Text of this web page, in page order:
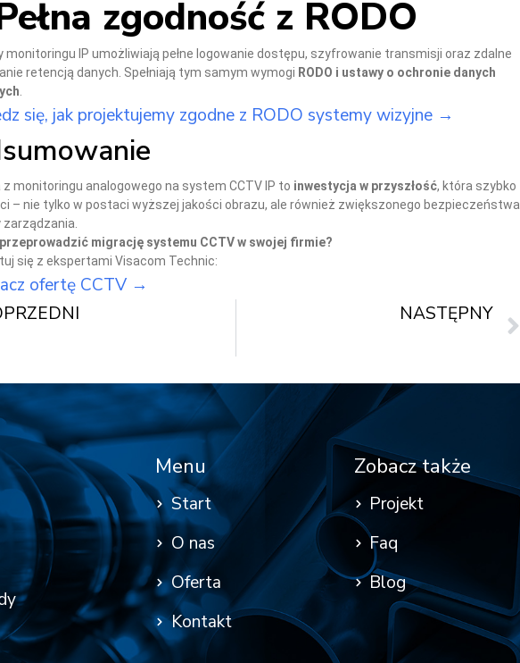
zgodność z RODO
monitoringu IP umożliwiają pełne logowanie dostępu, szyfrowanie transmisji oraz zdalne
retencją danych. Spełniają tym samym wymogi RODO i ustawy o ochronie danych
się, jak projektujemy zgodne z RODO systemy wizyjne →
z monitoringu analogowego na system CCTV IP to inwestycja w przyszłość, która szybko
– nie tylko w postaci wyższej jakości obrazu, ale również zwiększonego bezpieczeństwa
zarządzania.
migrację systemu CCTV w swojej firmie?
się z ekspertami Visacom Technic:
ofertę CCTV →
NASTĘPNY
Menu
Start
O nas
Oferta
Kontakt
Zobacz także
Projekt
Faq
Blog